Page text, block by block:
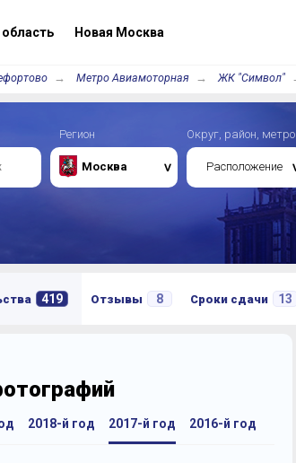
Новая Москва
Метро Авиамоторная ЖК "Символ"
Регион
Москва
Округ, район, метро
Расположение
419 Отзывы 8 Сроки сдачи 13
2018-й год 2017-й год 2016-й год